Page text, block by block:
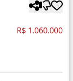
R$ 1.060.000